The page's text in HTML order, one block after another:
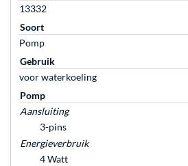
13332
Soort
Pomp
Gebruik
voor waterkoeling
Pomp
Aansluiting
3-pins
Energieverbruik
4 Watt